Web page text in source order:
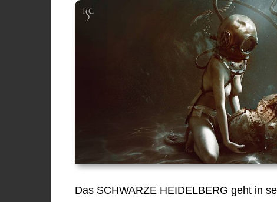
Das SCHWARZE HEIDELBERG geht in